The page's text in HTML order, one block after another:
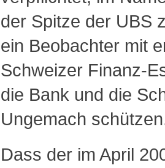
der Spitze der UBS
ein Beobachter mit
Schweizer Finanz-
die Bank und die
Ungemach
Dass der im April